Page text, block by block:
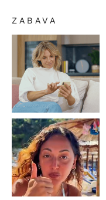
ZABAVA